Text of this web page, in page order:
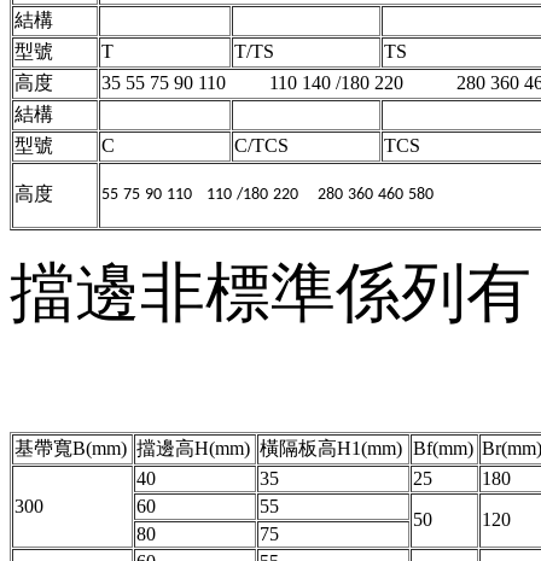
結構
型號
T T/TS
TS
高度
35 55 75 90 110 110 140 /180 220 280 360
結構
型號
C C/TCS TCS
高度 55 75 90 110 110 /180 220 280 360 460 580
擋邊非標準係列
基帶寬B(mm) 擋邊高H(mm) 橫隔板高H1(mm) Bf(mm) Br(mm)
300
40 35 25
180
60
55
50 120
80 75